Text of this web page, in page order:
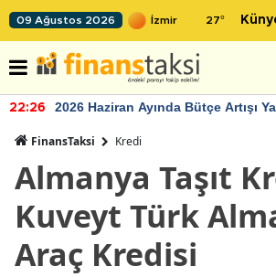
09 Ağustos 2026 27°
22:26 2026 Haziran Ayında Bütçe Artışı
FinansTaksi Kredi
Almanya Taşıt
Kuveyt Türk
Araç Kredisi